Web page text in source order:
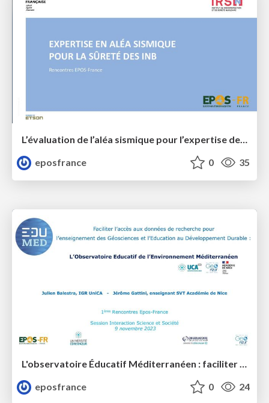
L’évaluation de l’aléa sismique pour l’expertise de sûreté des installations nucléaires de base
eposfrance
0 35
eposfrance
0 24